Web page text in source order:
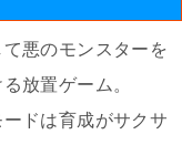
悪のモンスターを
放置ゲーム。
ドは育成がサクサ